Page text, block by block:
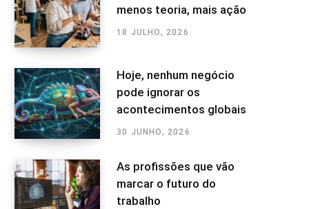
menos teoria, mais ação
18 JULHO, 2026
Hoje, nenhum negócio
pode ignorar os
acontecimentos globais
30 JUNHO, 2026
As profissões que vão
marcar o futuro do
trabalho